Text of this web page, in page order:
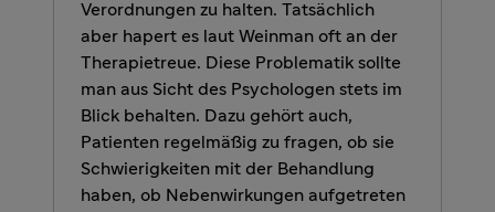
Verordnungen zu halten. Tatsächlich
aber hapert es laut Weinman oft an der
Therapietreue. Diese Problematik sollte
man aus Sicht des Psychologen stets im
Blick behalten. Dazu gehört auch,
Patienten regelmäßig zu fragen, ob sie
Schwierigkeiten mit der Behandlung
haben, ob Nebenwirkungen aufgetreten